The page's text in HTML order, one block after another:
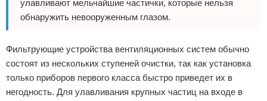
улавливают мельчайшие частички, которые нельзя
обнаружить невооруженным глазом.
Фильтрующие устройства вентиляционных систем обычно
состоят из нескольких ступеней очистки, так как установка
только приборов первого класса быстро приведет их в
негодность. Для улавливания крупных частиц на входе в